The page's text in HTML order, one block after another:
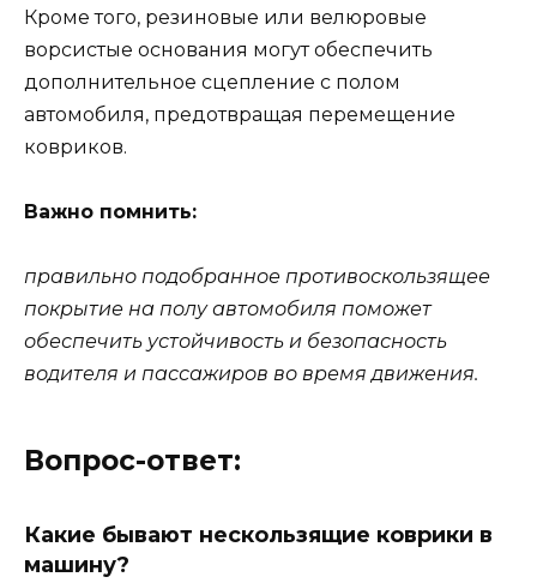
Кроме того, резиновые или велюровые
ворсистые основания могут обеспечить
дополнительное сцепление с полом
автомобиля, предотвращая перемещение
ковриков.
Важно помнить:
правильно подобранное противоскользящее
покрытие на полу автомобиля поможет
обеспечить устойчивость и безопасность
водителя и пассажиров во время движения.
Вопрос-ответ:
Какие бывают нескользящие коврики в
машину?